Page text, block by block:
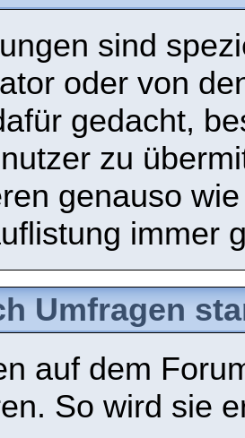
sind
oder von
gedacht,
zu
genauso
immer
Umfragen
auf dem
So wird sie